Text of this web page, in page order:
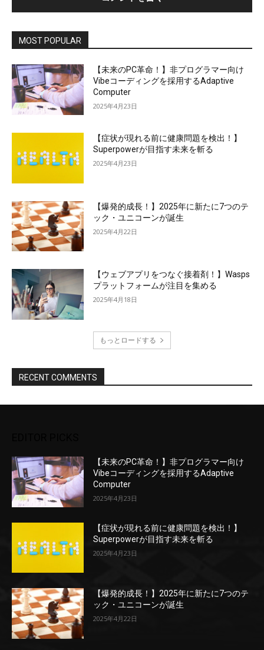
MOST POPULAR
【未来のPC革命！】非プログラマー向け
Vibeコーディングを採用するAdaptive
Computer
2025年4月23日
【症状が現れる前に健康問題を検出！】
Superpowerが目指す未来を斬る
2025年4月23日
【爆発的成長！】2025年に新たに7つのテ
ック・ユニコーンが誕生
2025年4月22日
【ウェブアプリをつなぐ接着剤！】Wasps
プラットフォームが注目を集める
2025年4月18日
もっとロードする
RECENT COMMENTS
【未来のPC革命！】非プログラマー向け
Vibeコーディングを採用するAdaptive
Computer
2025年4月23日
【症状が現れる前に健康問題を検出！】
Superpowerが目指す未来を斬る
2025年4月23日
【爆発的成長！】2025年に新たに7つのテ
ック・ユニコーンが誕生
2025年4月22日